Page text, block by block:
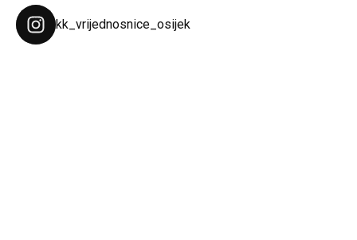
kk_vrijednosnice_osijek